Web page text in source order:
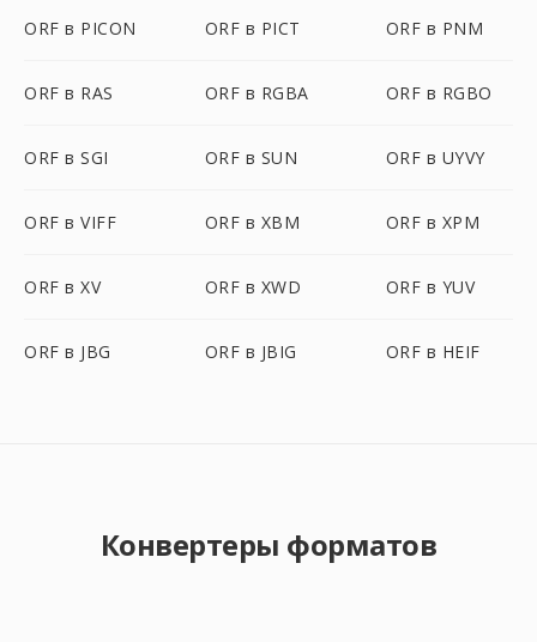
ORF в PICON ORF в PICT ORF в PNM
ORF в RAS ORF в RGBA ORF в RGBO
ORF в SGI ORF в SUN ORF в UYVY
ORF в VIFF ORF в XBM ORF в XPM
ORF в XV ORF в XWD ORF в YUV
ORF в JBG ORF в JBIG ORF в HEIF
Конвертеры форматов